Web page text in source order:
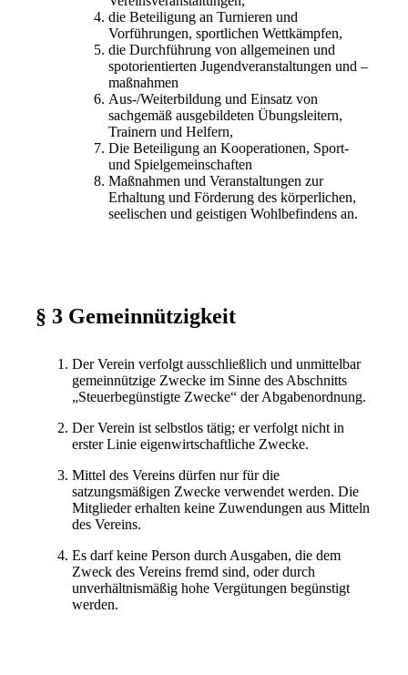
die Beteiligung an Turnieren und
Vorführungen, sportlichen Wettkämpfen,
die Durchführung von allgemeinen und
spotorientierten Jugendveranstaltungen und –
maßnahmen
Aus-/Weiterbildung und Einsatz von
sachgemäß ausgebildeten Übungsleitern,
Trainern und Helfern,
Die Beteiligung an Kooperationen, Sport-
und Spielgemeinschaften
Maßnahmen und Veranstaltungen zur
Erhaltung und Förderung des körperlichen,
seelischen und geistigen Wohlbefindens an.
§ 3 Gemeinnützigkeit
Der Verein verfolgt ausschließlich und unmittelbar
gemeinnützige Zwecke im Sinne des Abschnitts
„Steuerbegünstigte Zwecke“ der Abgabenordnung.
Der Verein ist selbstlos tätig; er verfolgt nicht in
erster Linie eigenwirtschaftliche Zwecke.
Mittel des Vereins dürfen nur für die
satzungsmäßigen Zwecke verwendet werden. Die
Mitglieder erhalten keine Zuwendungen aus Mitteln
des Vereins.
Es darf keine Person durch Ausgaben, die dem
Zweck des Vereins fremd sind, oder durch
unverhältnismäßig hohe Vergütungen begünstigt
werden.